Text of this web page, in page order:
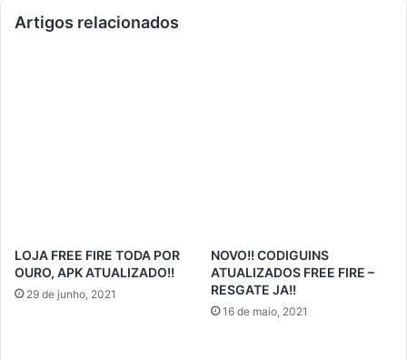
Artigos relacionados
LOJA FREE FIRE TODA POR
OURO, APK ATUALIZADO!!
29 de junho, 2021
NOVO!! CODIGUINS
ATUALIZADOS FREE FIRE –
RESGATE JA!!
16 de maio, 2021